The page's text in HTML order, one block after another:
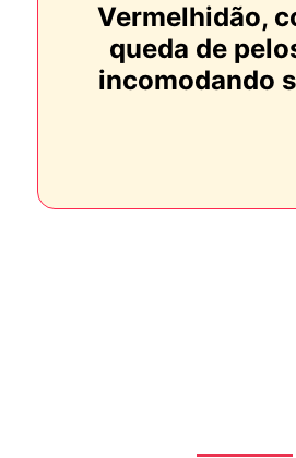
Vermelhidão,
queda de
incomodando